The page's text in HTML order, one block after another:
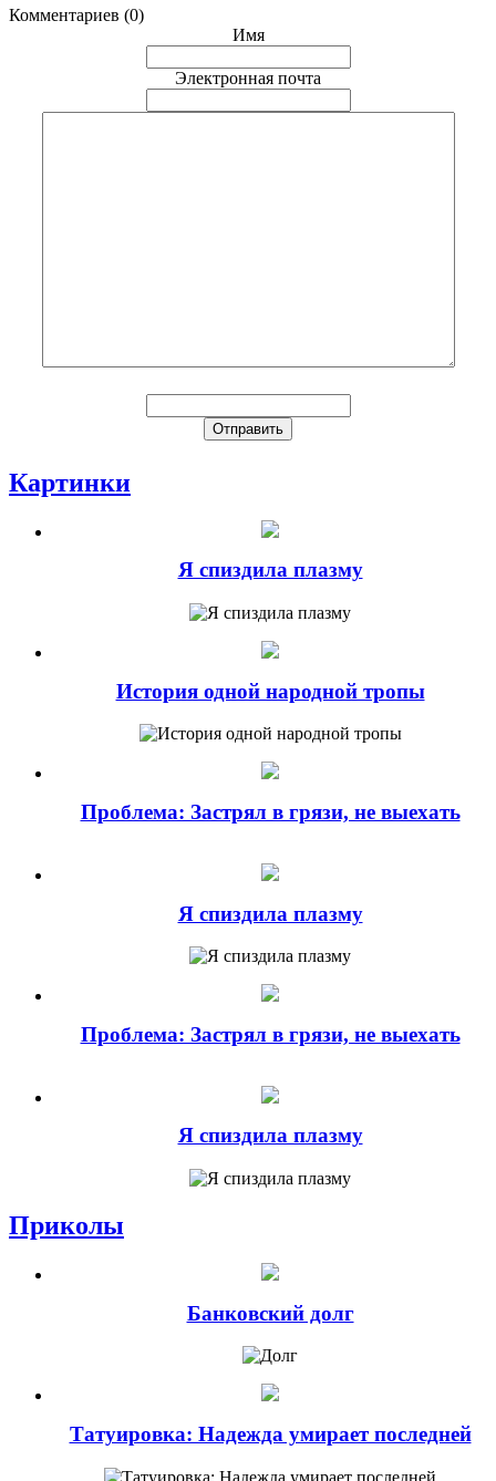
Комментариев (0)
Имя
Электронная почта
Картинки
Я спиздила плазму
История одной народной тропы
Проблема: Застрял в грязи, не выехать
Я спиздила плазму
Проблема: Застрял в грязи, не выехать
Я спиздила плазму
Приколы
Банковский долг
Татуировка: Надежда умирает последней